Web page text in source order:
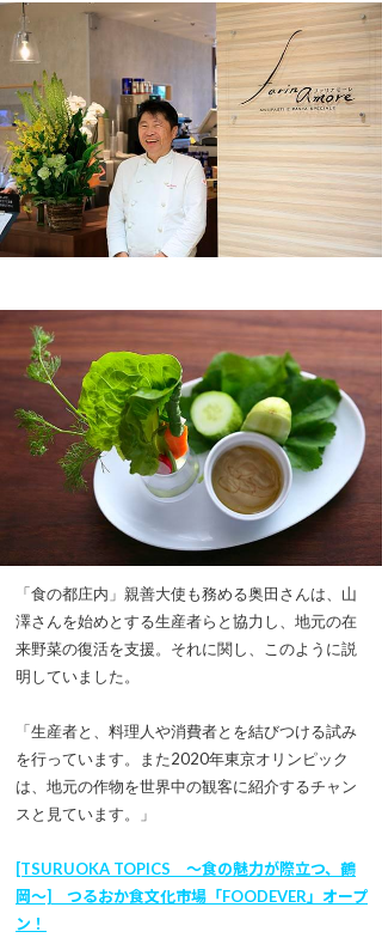
「食の都庄内」親善大使も務める奥田さんは、山
澤さんを始めとする生産者らと協力し、地元の在
来野菜の復活を支援。それに関し、このように説
明していました。
「生産者と、料理人や消費者とを結びつける試み
を行っています。また2020年東京オリンピック
は、地元の作物を世界中の観客に紹介するチャン
スと見ています。」
[TSURUOKA TOPICS ～食の魅力が際立つ、鶴
岡～] つるおか食文化市場「FOODEVER」オープ
ン！